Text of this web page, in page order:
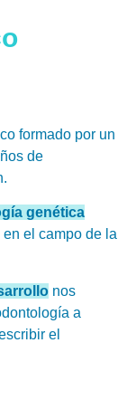
formado por un
de
genética
el campo de la
nos
a
el